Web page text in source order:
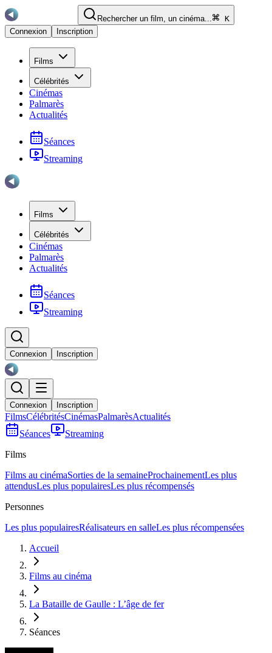
Rechercher un film, un cinéma...
K
Connexion
Inscription
Films
Célébrités
Cinémas
Palmarès
Actualités
Séances
Streaming
Films
Célébrités
Cinémas
Palmarès
Actualités
Séances
Streaming
Connexion Inscription
Connexion Inscription
FilmsCélébritésCinémasPalmarèsActualités
Séances
Streaming
Films
Films au cinémaSorties de la semaineProchainementLes plus
attendusLes plus populairesLes plus récompensés
Personnes
Les plus populairesRéalisateurs en salleLes plus récompensées
Accueil
Films au cinéma
La Bataille de Gaulle : L’âge de fer
Séances